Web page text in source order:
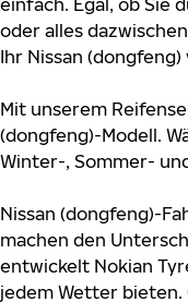
oder alles
Ihr Nissan
Mit unserem
(dongfeng)-Modell.
Winter-, Sommer-
Nissan (dongfeng)-
machen den
entwickelt Nokian
jedem Wetter bieten.